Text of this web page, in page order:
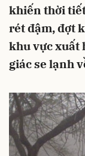
khiến thời
rét đậm, đợt
khu vực xuất
giác se lạnh